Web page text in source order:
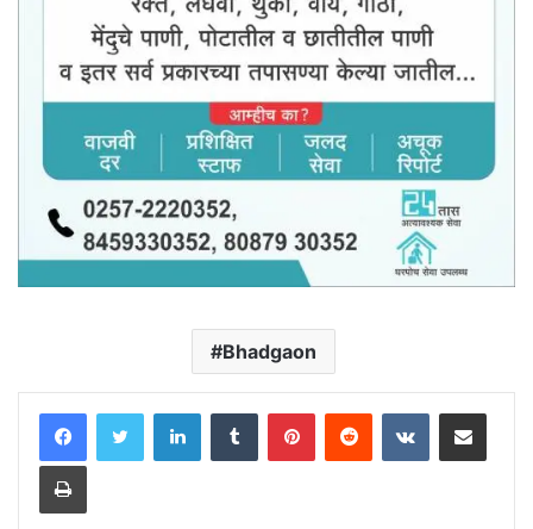
Bhadgaon
LinkedInTumblr PinterestReddit VKontakteShare via Email
Print